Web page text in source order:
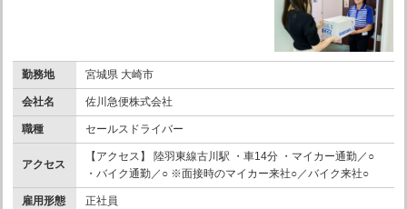
勤務地 宮城県 大崎市
会社名 佐川急便株式会社
職種 セールスドライバー
アクセス
【アクセス】 陸羽東線古川駅 ・車14分 ・マイカー通勤／○
・バイク通勤／○ ※面接時のマイカー来社○／バイク来社○
雇用形態 正社員